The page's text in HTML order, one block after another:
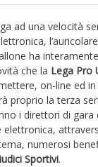
ad una velocità
ha
che la Lega Pro
on-line ed
proprio la terza
i direttori di
numerosi
Sportivi.